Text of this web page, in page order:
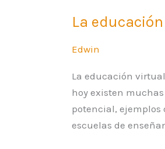
La
Edwin
La educación
hoy existen
potencial, ejemplos
escuelas de